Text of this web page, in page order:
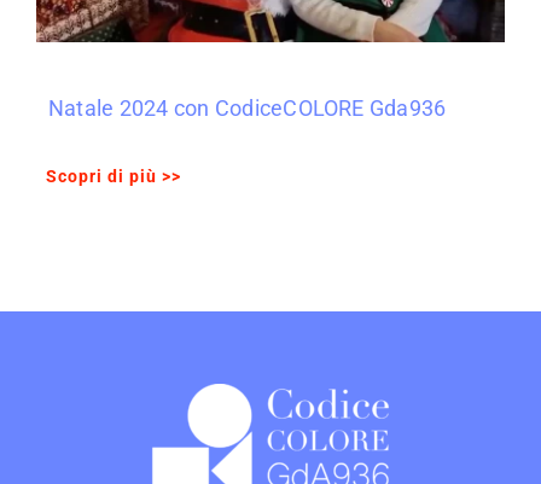
Natale 2024 con CodiceCOLORE Gda936
Scopri di più >>